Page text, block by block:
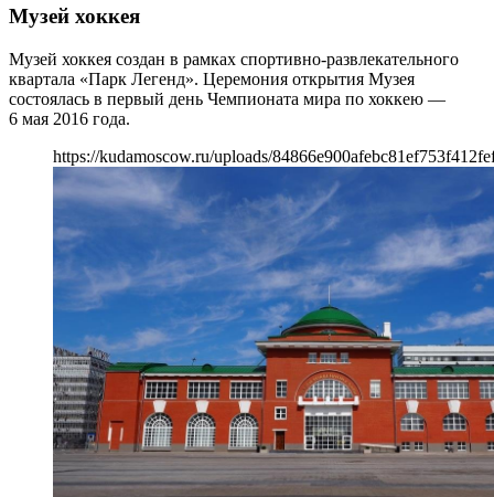
Музей хоккея
Музей хоккея создан в рамках спортивно-развлекательного
квартала «Парк Легенд». Церемония открытия Музея
состоялась в первый день Чемпионата мира по хоккею —
6 мая 2016 года.
https://kudamoscow.ru/uploads/